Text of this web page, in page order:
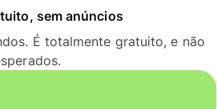
sem anúncios
É totalmente gratuito, e não